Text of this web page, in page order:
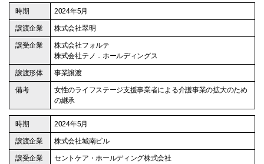
2024年5月
株式会社翠明
株式会社フォルテ
株式会社テノ．ホールディングス
事業譲渡
女性のライフステージ支援事業者による介護事業の拡大のため
の継承
2024年5月
株式会社城南ビル
セントケア・ホールディング株式会社